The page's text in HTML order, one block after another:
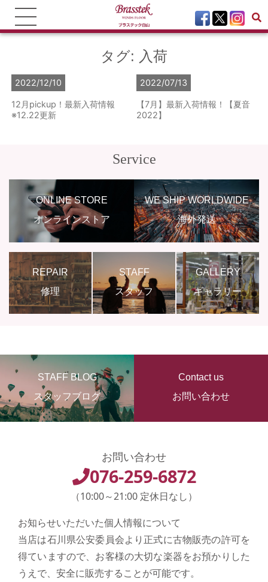
タグ: 入荷
2022/12/10
12月pickup！最新入荷情報
※12.22更新
2022/07/13
【7月】最新入荷情報！【夏音
2022】
Service
ONLINE STORE
オンラインストア
WE SHIP WORLDWIDE
海外発送
REPAIR
修理
STAFF
スタッフ
GALLERY
ギャラリー
STAFF BLOG
スタッフブログ
Contact us
お問い合わせ
お問い合わせ
076-259-6872
（10:00～21:00 定休日なし）
お知らせいただいた個人情報について
当店は石川県公安委員会より正式に古物販売の許可を
得ていますので、お客様の大切な楽器をお預かりした
うえで、安全に販売することが可能です。